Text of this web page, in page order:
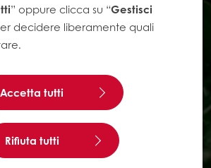
” oppure clicca su “Gestisci
decidere liberamente quali
Accetta tutti
Rifiuta tutti